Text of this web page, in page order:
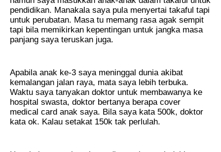
pendidikan. Manakala saya pula menyertai takaful tapi
untuk perubatan. Masa tu memang rasa agak sempit
tapi bila memikirkan kepentingan untuk jangka masa
panjang saya teruskan juga.
Apabila anak ke-3 saya meninggal dunia akibat
kemalangan jalan raya, mata saya lebih terbuka.
Waktu saya tanyakan doktor untuk membawanya ke
hospital swasta, doktor bertanya berapa cover
medical card anak saya. Bila saya kata 500k, doktor
kata ok. Kalau setakat 150k tak perlulah.